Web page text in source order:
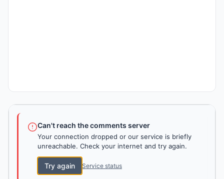
Can't reach the comments server
Your connection dropped or our service is briefly
unreachable. Check your internet and try again.
Try again Service status